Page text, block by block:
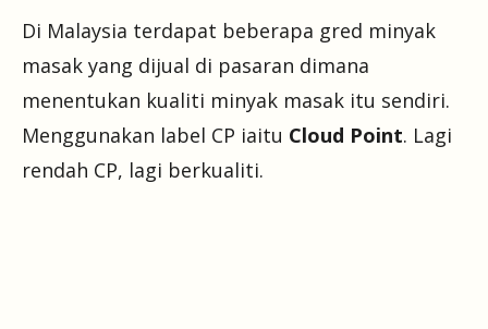
Di Malaysia terdapat beberapa gred minyak
masak yang dijual di pasaran dimana
menentukan kualiti minyak masak itu sendiri.
Menggunakan label CP iaitu Cloud Point. Lagi
rendah CP, lagi berkualiti.